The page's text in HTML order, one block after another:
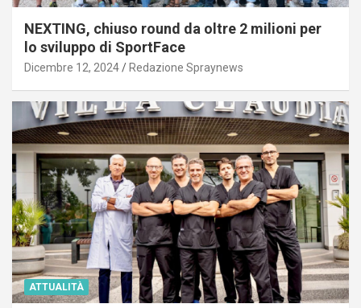
NEXTING, chiuso round da oltre 2 milioni per
lo sviluppo di SportFace
Dicembre 12, 2024 Redazione Spraynews
ATTUALITÀ